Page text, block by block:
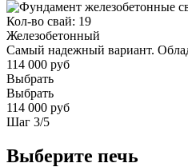
Кол-во свай: 19
Железобетонный
Самый надежный вариант.
114 000 руб
Выбрать
Выбрать
114 000 руб
Шаг 3/5
Выберите печь